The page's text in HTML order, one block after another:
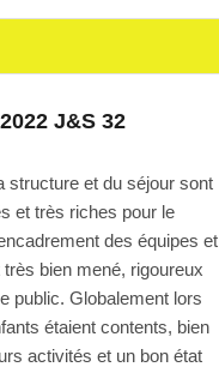
J&S 32
structure et du séjour sont
et très riches pour le
des équipes et
bien mené, rigoureux
public. Globalement lors
étaient contents, bien
activités et un bon état